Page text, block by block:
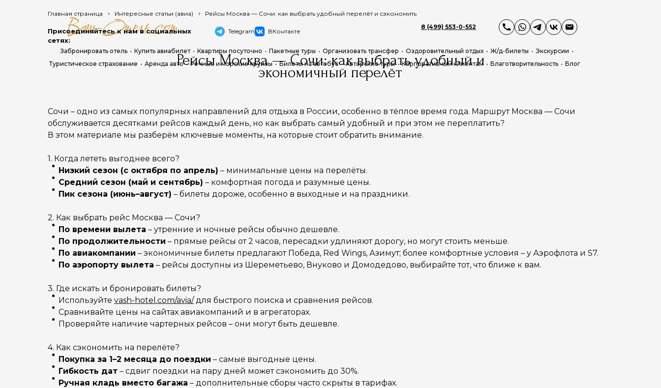
8 (499) 553-0-552
Забронировать отель Купить авиабилет Квартиры посуточно Пакетные туры Организовать трансфер Оздоровительный отдых Ж/д-билеты
Экскурсии
Туристическое страхование
Аренда авто Речные и морские круизы Билеты на автобус Авторские туры Корпоративным клиентам Благотворительность Блог
Рейсы Москва — Сочи: как выбрать удобный и
экономичный перелёт
Сочи – одно из самых популярных направлений для отдыха в России, особенно в тёплое время года. Маршрут Москва — Сочи
обслуживается десятками рейсов каждый день, но как выбрать самый удобный и при этом не переплатить?
В этом материале мы разберём ключевые моменты, на которые стоит обратить внимание.
1. Когда лететь выгоднее всего?
Низкий сезон (с октября по апрель) – минимальные цены на перелёты.
Средний сезон (май и сентябрь) – комфортная погода и разумные цены.
Пик сезона (июнь–август) – билеты дороже, особенно в выходные и на праздники.
2. Как выбрать рейс Москва — Сочи?
По времени вылета – утренние и ночные рейсы обычно дешевле.
По продолжительности – прямые рейсы от 2 часов, пересадки удлиняют дорогу, но могут стоить меньше.
По авиакомпании – экономичные билеты предлагают Победа, Red Wings, Азимут; более комфортные условия – у Аэрофлота и S7.
По аэропорту вылета – рейсы доступны из Шереметьево, Внуково и Домодедово, выбирайте тот, что ближе к вам.
3. Где искать и бронировать билеты?
Используйте vash-hotel.com/avia/для быстрого поиска и сравнения рейсов.
Сравнивайте цены на сайтах авиакомпаний и в агрегаторах.
Проверяйте наличие чартерных рейсов – они могут быть дешевле.
4. Как сэкономить на перелёте?
Покупка за 1–2 месяца до поездки – самые выгодные цены.
Гибкость дат – сдвиг поездки на пару дней может сэкономить до 30%.
Ручная кладь вместо багажа – дополнительные сборы часто скрыты в тарифах.
Telegram ВКонтакте
Присоединяйтесь к нам в социальных
сетях:
Главная страница Интересные статьи (авиа) Рейсы Москва — Сочи: как выбрать удобный перелёт и сэкономить